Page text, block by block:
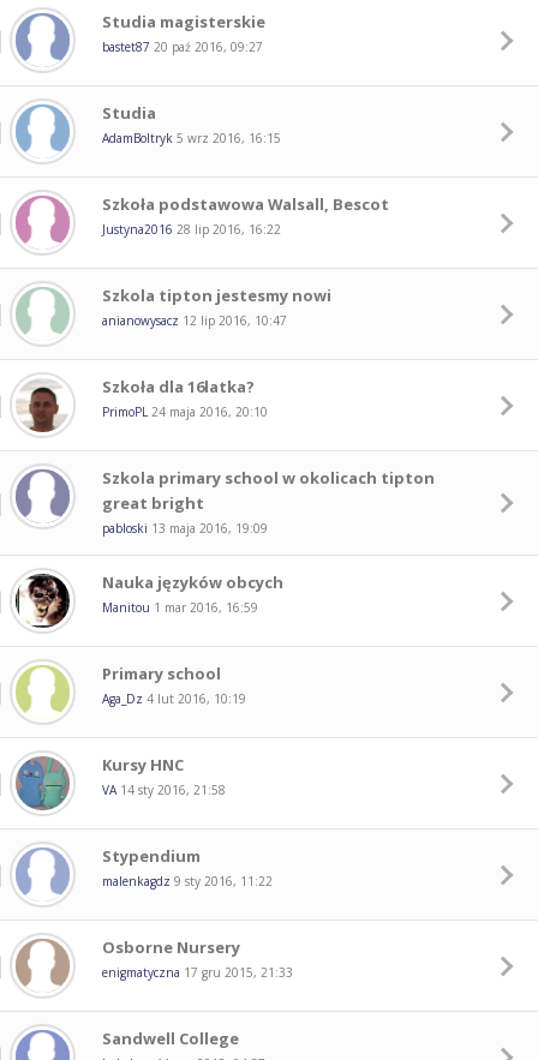
Studia magisterskie
bastet87 20 paź 2016, 09:27
Studia
AdamBoltryk 5 wrz 2016, 16:15
Szkoła podstawowa Walsall, Bescot
Justyna2016 28 lip 2016, 16:22
Szkola tipton jestesmy nowi
anianowysacz 12 lip 2016, 10:47
Szkoła dla 16latka?
PrimoPL 24 maja 2016, 20:10
Szkola primary school w okolicach tipton
great bright
pabloski 13 maja 2016, 19:09
Nauka języków obcych
Manitou 1 mar 2016, 16:59
Primary school
Aga_Dz 4 lut 2016, 10:19
Kursy HNC
VA 14 sty 2016, 21:58
Stypendium
malenkagdz 9 sty 2016, 11:22
Osborne Nursery
enigmatyczna 17 gru 2015, 21:33
Sandwell College